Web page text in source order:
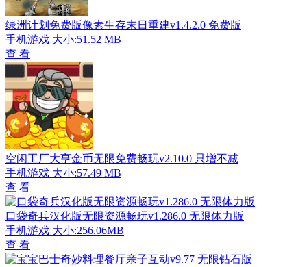
绿洲计划免费版像素生存末日重建v1.4.2.0 免费版
手机游戏 大小:51.52 MB
查 看
空闲工厂大亨金币无限免费畅玩v2.10.0 只增不减
手机游戏 大小:57.49 MB
查 看
口袋奇兵汉化版无限资源畅玩v1.286.0 无限体力版
手机游戏 大小:256.06MB
查 看